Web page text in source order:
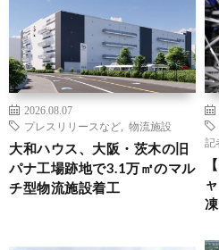
2026.08.07
プレスリリースなど
物流施設
大和ハウス、大阪・茨木の旧
パナ工場跡地で3.1万㎡のマル
チ型物流施設着工
記